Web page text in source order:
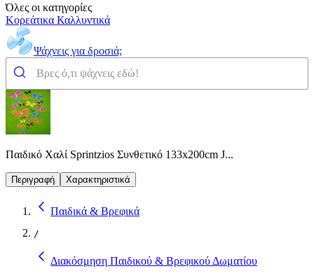
Όλες οι κατηγορίες
Κορεάτικα Καλλυντικά
Ψάχνεις για δροσιά;
Παιδικό Χαλί Sprintzios Συνθετικό 133x200cm J...
Περιγραφή Χαρακτηριστικά
Παιδικά & Βρεφικά
/
Διακόσμηση Παιδικού & Βρεφικού Δωματίου